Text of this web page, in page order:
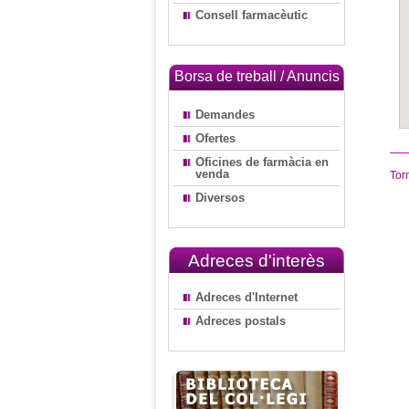
Consell farmacèutic
Borsa de treball / Anuncis
Demandes
Ofertes
Oficines de farmàcia en
venda
Diversos
Adreces d'interès
Adreces d'Internet
Adreces postals